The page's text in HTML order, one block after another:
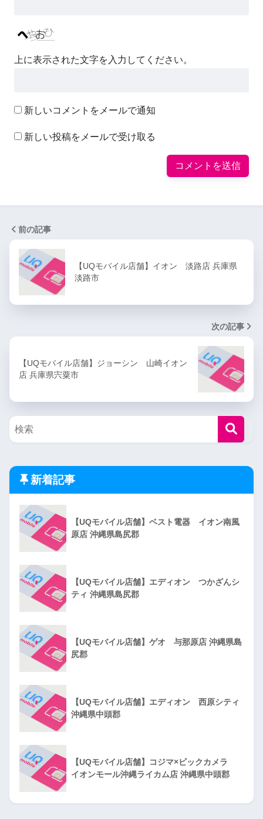
上に表示された文字を入力してください。
新しいコメントをメールで通知
新しい投稿をメールで受け取る
前の記事
【UQモバイル店舗】イオン 淡路店 兵庫県
淡路市
次の記事
【UQモバイル店舗】ジョーシン 山崎イオン
店 兵庫県宍粟市
新着記事
【UQモバイル店舗】ベスト電器 イオン南風
原店 沖縄県島尻郡
【UQモバイル店舗】エディオン つかざんシ
ティ 沖縄県島尻郡
【UQモバイル店舗】ゲオ 与那原店 沖縄県島
尻郡
【UQモバイル店舗】エディオン 西原シティ
沖縄県中頭郡
【UQモバイル店舗】コジマ×ビックカメラ
イオンモール沖縄ライカム店 沖縄県中頭郡